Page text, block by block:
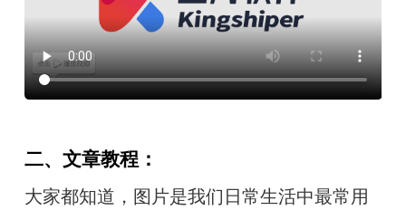
二、文章教程：
大家都知道，图片是我们日常生活中最常用